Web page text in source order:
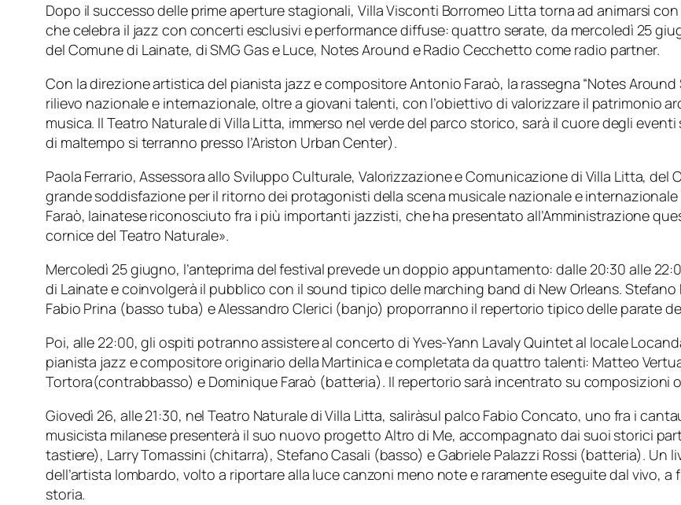
Dopo il successo delle prime aperture stagionali, Villa Visconti Borromeo Litta torna ad animarsi
che celebra il jazz con concerti esclusivi e performance diffuse: quattro serate, da mercoledì 25
del Comune di Lainate, diSMG Gas e Luce, Notes Around eRadio Cecchetto come radio partner.
Con la direzione artistica del pianista jazz e compositoreAntonio Faraò, la rassegna “Notes Around
rilievo nazionale e internazionale, oltre a giovani talenti, con l’obiettivo di valorizzare il patrimonio
musica. Il Teatro NaturalediVilla Litta, immerso nel verde del parco storico, sarà il cuore degli
di maltempo si terranno presso l’Ariston Urban Center).
Paola Ferrario, Assessora allo Sviluppo Culturale, Valorizzazione e Comunicazione di Villa Litta, del
grande soddisfazione per il ritorno dei protagonisti della scena musicale nazionale e
Faraò, lainatese riconosciuto fra i più importanti jazzisti, che ha presentato all’Amministrazione
cornice del Teatro Naturale».
Mercoledì 25 giugno, l’anteprima del festival prevede un doppio appuntamento: dalle 20:30 alle
di Lainate e coinvolgerà il pubblico con il sound tipico delle marching band di New Orleans. Stefano
Fabio Prina (basso tuba) eAlessandro Clerici (banjo) proporranno il repertorio tipico delle parate
Poi, alle 22:00, gli ospiti potranno assistere al concerto di Yves-Yann Lavaly Quintetal locale
pianista jazz e compositore originario della Martinica e completata da quattro talenti: Matteo
Tortora(contrabbasso) e Dominique Faraò (batteria). Il repertorio sarà incentrato su composizioni
Giovedì 26, alle21:30, nel Teatro Naturale di Villa Litta, saliràsul palco Fabio Concato, uno fra i
musicista milanese presenterà il suo nuovo progetto Altro di Me, accompagnato dai suoi storici
tastiere), Larry Tomassini (chitarra),Stefano Casali (basso) eGabriele Palazzi Rossi (batteria). Un
dell’artista lombardo, volto a riportare alla luce canzoni meno note e raramente eseguite dal vivo,
storia.